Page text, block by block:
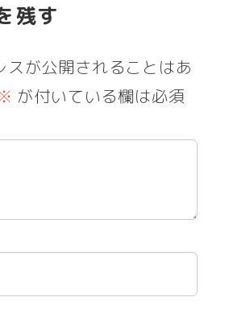
残す
スが公開されることはあ
が付いている欄は必須